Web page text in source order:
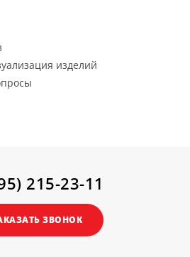
изделий
215-23-11
ЗВОНОК